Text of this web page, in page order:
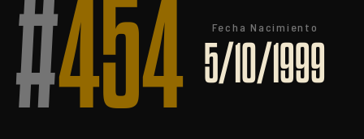
#454 Fecha Nacimiento
5/10/1999